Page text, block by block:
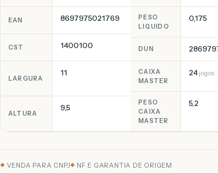
EAN 8697975021769
CST 1400100
PESO
LIQUIDO
0,175
DUN
LARGURA
11
ALTURA
9,5
CAIXA
MASTER
24 jogos
PESO
CAIXA
MASTER
5,2
VENDA PARA CNPJ NF E GARANTIA DE ORIGEM